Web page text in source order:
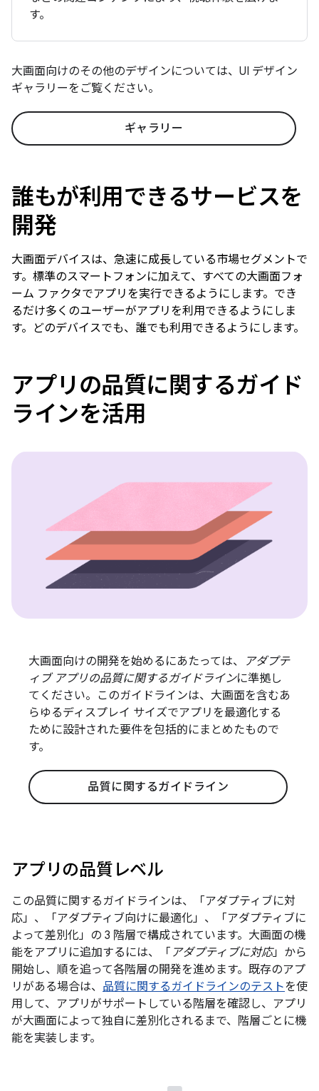
す。
大画面向けのその他のデザインについては、UI デザイン
ギャラリーをご覧ください。
ギャラリー
誰もが利用できるサービスを
開発
大画面デバイスは、急速に成長している市場セグメントで
す。標準のスマートフォンに加えて、すべての大画面フォ
ーム ファクタでアプリを実行できるようにします。でき
るだけ多くのユーザーがアプリを利用できるようにしま
す。どのデバイスでも、誰でも利用できるようにします。
アプリの品質に関するガイド
ラインを活用
大画面向けの開発を始めるにあたっては、
アダプテ
ィブ アプリの品質に関するガイドラインに準拠し
てください。このガイドラインは、大画面を含むあ
らゆるディスプレイ サイズでアプリを最適化する
ために設計された要件を包括的にまとめたもので
す。
品質に関するガイドライン
アプリの品質レベル
この品質に関するガイドラインは、「アダプティブに対
応」、「アダプティブ向けに最適化」、「アダプティブに
よって差別化」の 3 階層で構成されています。 大画面の機
能をアプリに追加するには、「 アダプティブに対応」から
開始し、順を追って各階層の開発を進めます。既存のアプ
リがある場合は、 品質に関するガイドラインのテストを使
用して、アプリがサポートしている階層を確認し、アプリ
が大画面によって独自に差別化されるまで、階層ごとに機
能を実装します。